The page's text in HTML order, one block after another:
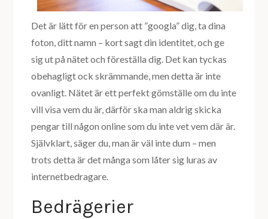
Det är lätt för en person att ”googla” dig, ta dina
foton, ditt namn – kort sagt din identitet, och ge
sig ut på nätet och föreställa dig. Det kan tyckas
obehagligt ock skrämmande, men detta är inte
ovanligt. Nätet är ett perfekt gömställe om du inte
vill visa vem du är, därför ska man aldrig skicka
pengar till någon online som du inte vet vem där är.
Självklart, säger du, man är väl inte dum – men
trots detta är det många som låter sig luras av
internetbedragare.
Bedrägerier